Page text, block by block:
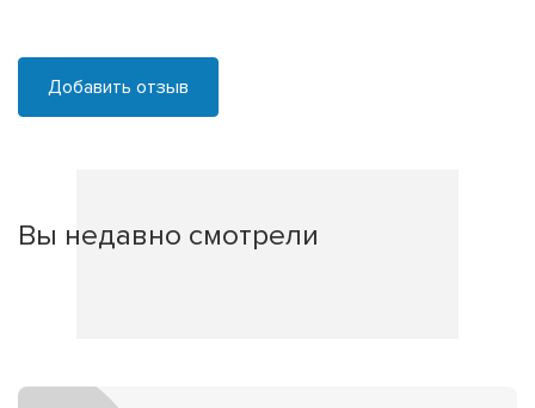
Добавить отзыв
Вы недавно смотрели